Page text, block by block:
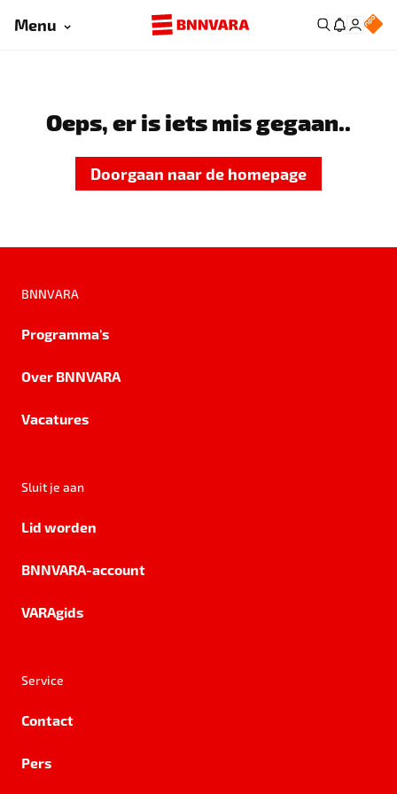
Menu
Oeps, er is iets mis gegaan..
Doorgaan naar de homepage
BNNVARA
Programma's
Over BNNVARA
Vacatures
Sluit je aan
Lid worden
BNNVARA-account
VARAgids
Service
Contact
Pers